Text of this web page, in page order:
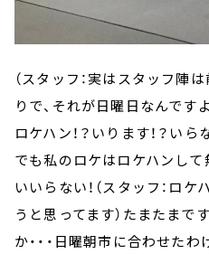
（スタッフ：実はスタッフ陣
りで、それが日曜日なんですよ
ロケハン！？いります！？い
でも私のロケはロケハンして
いいらない！（スタッフ：ロ
うと思ってます）たまたまで
か・・・日曜朝市に合わせたわ